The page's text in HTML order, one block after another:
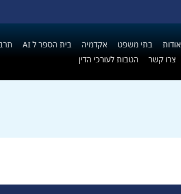
אודות בתי משפט אקדמיה בית הספר ל AI
צרו קשר
הטבות לעורכי הדין